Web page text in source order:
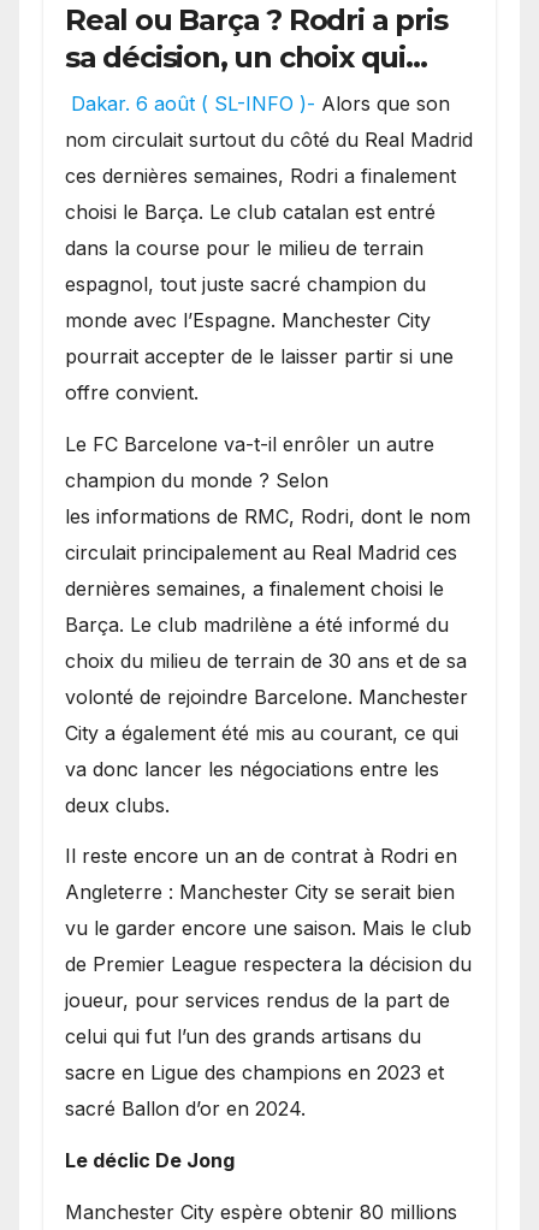
Real ou Barça ? Rodri a pris
sa décision, un choix qui
pourrait faire grand bruit
sur le marché des
transferts.
Dakar. 6 août ( SL-INFO )- Alors que son
nom circulait surtout du côté du Real Madrid
ces dernières semaines, Rodri a finalement
choisi le Barça. Le club catalan est entré
dans la course pour le milieu de terrain
espagnol, tout juste sacré champion du
monde avec l’Espagne. Manchester City
pourrait accepter de le laisser partir si une
offre convient.
​Le FC Barcelone va-t-il enrôler un autre
champion du monde ? Selon
les informations de RMC, Rodri, dont le nom
circulait principalement au Real Madrid ces
dernières semaines, a finalement choisi le
Barça. Le club madrilène a été informé du
choix du milieu de terrain de 30 ans et de sa
volonté de rejoindre Barcelone. Manchester
City a également été mis au courant, ce qui
va donc lancer les négociations entre les
deux clubs.
​Il reste encore un an de contrat à Rodri en
Angleterre : Manchester City se serait bien
vu le garder encore une saison. Mais le club
de Premier League respectera la décision du
joueur, pour services rendus de la part de
celui qui fut l’un des grands artisans du
sacre en Ligue des champions en 2023 et
sacré Ballon d’or en 2024.
Le déclic De Jong
​Manchester City espère obtenir 80 millions